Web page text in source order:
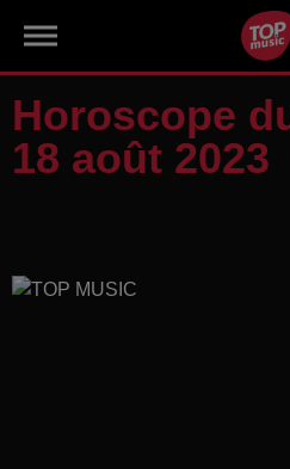
Horoscope
18 août 2023